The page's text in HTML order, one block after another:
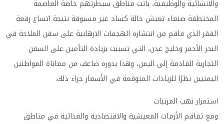
والانشائية والوظيفية، باتت مناطق سيطرتهم خاصة العاصمة
المختطفة صنعاء تعيش حالة كساد غير مسبوقة نتيجة اتساع رقعة
الفقر الذي فاقم من انتشاره الهجمات الارهابية على سفن الملاحة في
البحر الأحمر وخليج عدن، التي تسببت بزيادة التأمين على السفن
التجارية القادمة إلى اليمن، وهذا بدوره ضاعف من معاناة المواطنين
اليمنيين نظرًا للزيادات المتوقعة في الأسعار جراء ذلك.
استمرار نهب المرتبات
ومع تفاقم الأزمات المعيشية والاقتصادية والغذائية في مناطق